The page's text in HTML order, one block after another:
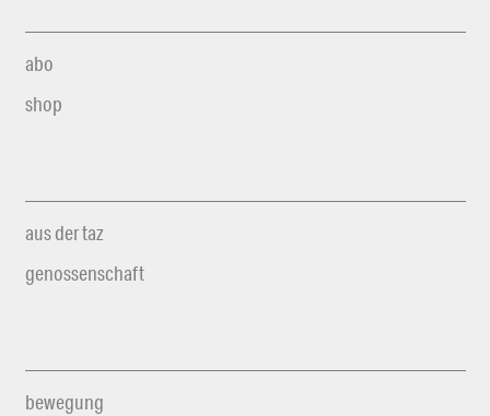
abo
shop
aus der taz
genossenschaft
bewegung